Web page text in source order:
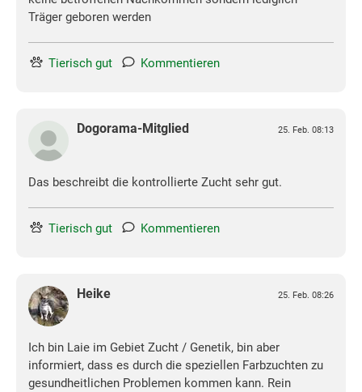
Träger geboren werden
Tierisch gut Kommentieren
Dogorama-Mitglied 25. Feb. 08:13
Das beschreibt die kontrollierte Zucht sehr gut.
Tierisch gut Kommentieren
Heike 25. Feb. 08:26
Ich bin Laie im Gebiet Zucht / Genetik, bin aber
informiert, dass es durch die speziellen Farbzuchten zu
gesundheitlichen Problemen kommen kann. Rein